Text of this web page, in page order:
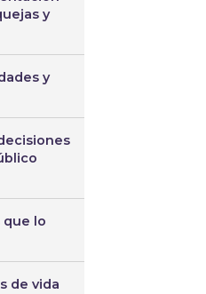
y
y
que lo
de vida